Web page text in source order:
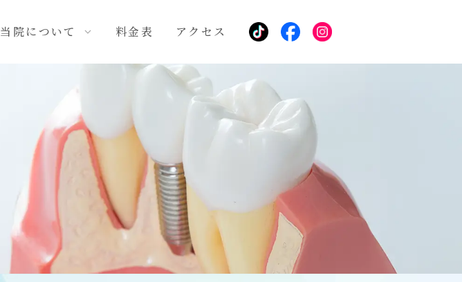
審美歯科・美容治療
リップアートメイク
ホワイトスポット
当院について 料金表 アクセス